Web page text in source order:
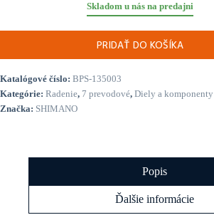
Skladom u nás na predajni
PRIDAŤ DO KOŠÍKA
Katalógové číslo: BPS-135003
Kategórie: Radenie, 7 prevodové, Diely a komponenty
Značka: SHIMANO
Popis
Ďalšie informácie